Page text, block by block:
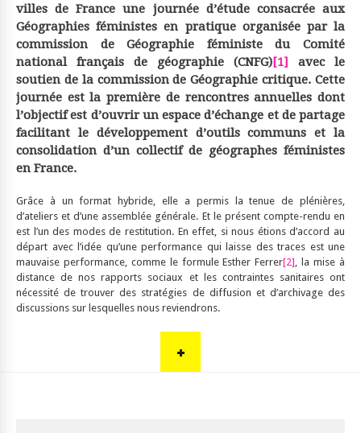
villes de France une journée d’étude consacrée aux
Géographies féministes en pratique organisée par la
commission de Géographie féministe du Comité
national français de géographie (CNFG)[1] avec le
soutien de la commission de Géographie critique. Cette
journée est la première de rencontres annuelles dont
l’objectif est d’ouvrir un espace d’échange et de partage
facilitant le développement d’outils communs et la
consolidation d’un collectif de géographes féministes
en France.
Grâce à un format hybride, elle a permis la tenue de plénières,
d’ateliers et d’une assemblée générale. Et le présent compte-rendu en
est l’un des modes de restitution. En effet, si nous étions d’accord au
départ avec l’idée qu’une performance qui laisse des traces est une
mauvaise performance, comme le formule Esther Ferrer[2], la mise à
distance de nos rapports sociaux et les contraintes sanitaires ont
nécessité de trouver des stratégies de diffusion et d’archivage des
discussions sur lesquelles nous reviendrons.